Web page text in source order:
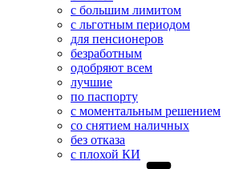
с большим лимитом
с льготным периодом
для пенсионеров
безработным
одобряют всем
лучшие
по паспорту
с моментальным решением
со снятием наличных
без отказа
с плохой КИ